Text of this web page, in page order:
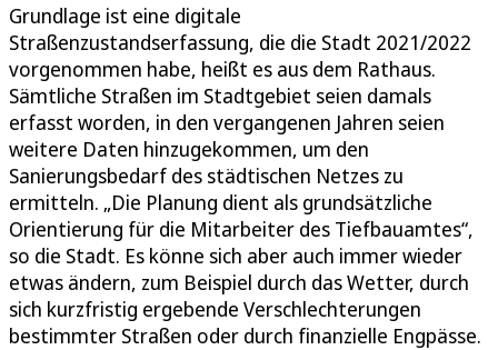
Grundlage ist eine digitale
Straßenzustandserfassung, die die Stadt 2021/2022
vorgenommen habe, heißt es aus dem Rathaus.
Sämtliche Straßen im Stadtgebiet seien damals
erfasst worden, in den vergangenen Jahren seien
weitere Daten hinzugekommen, um den
Sanierungsbedarf des städtischen Netzes zu
ermitteln. „Die Planung dient als grundsätzliche
Orientierung für die Mitarbeiter des Tiefbauamtes“,
so die Stadt. Es könne sich aber auch immer wieder
etwas ändern, zum Beispiel durch das Wetter, durch
sich kurzfristig ergebende Verschlechterungen
bestimmter Straßen oder durch finanzielle Engpässe.